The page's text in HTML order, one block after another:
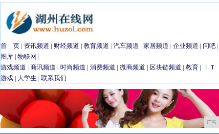
首 页 | 资讯频道 | 财经频道 | 教育频道 | 汽车频道 | 家居频道 | 企业频道 | 问吧 |
图库 | 物联网 |
游戏频道 | 商讯频道 | 时尚频道 | 消费频道 | 微商频道 | 区块链频道 | 教育 |
ＩＴ
游戏 | 大学生 | 联系我们
广告